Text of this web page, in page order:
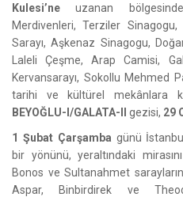
Kulesi’ne uzanan
Merdivenleri, Terziler
Sarayı, Aşkenaz Sinagogu,
Laleli Çeşme, Arap Camisi,
Kervansarayı, Sokollu Mehmed
tarihi ve kültürel mekânlara
BEYOĞLU-I/GALATA-II
gezisi, 29
1 Şubat Çarşamba günü
bir yönünü, yeraltındaki
Bonos ve Sultanahmet
Aspar, Binbirdirek ve